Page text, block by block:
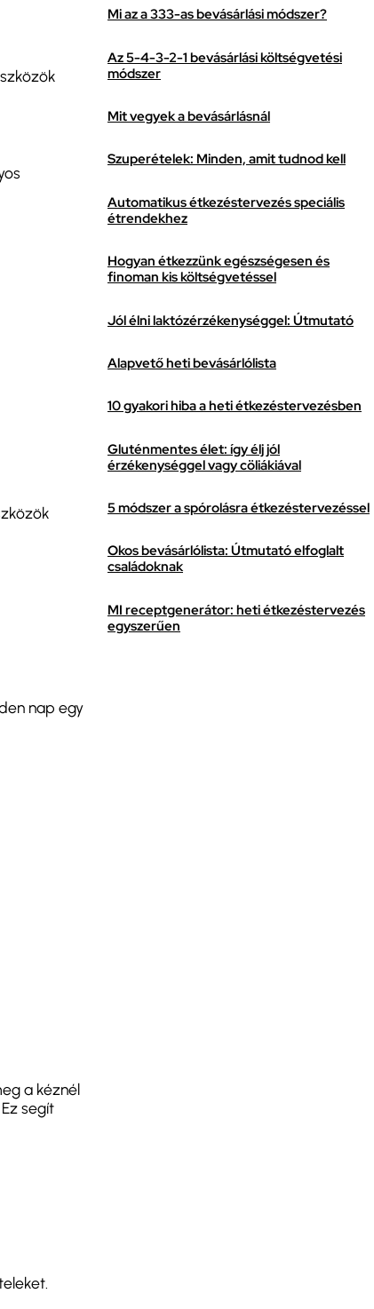
nap egy
a kéznél
segít
Mi az a 333-as bevásárlási módszer?
Az 5-4-3-2-1 bevásárlási költségvetési
módszer
Mit vegyek a bevásárlásnál
Szuperételek: Minden, amit tudnod kell
Automatikus étkezéstervezés speciális
étrendekhez
Hogyan étkezzünk egészségesen és
finoman kis költségvetéssel
Jól élni laktózérzékenységgel: Útmutató
Alapvető heti bevásárlólista
10 gyakori hiba a heti étkezéstervezésben
Gluténmentes élet: így élj jól
érzékenységgel vagy cöliákiával
5 módszer a spórolásra étkezéstervezéssel
Okos bevásárlólista: Útmutató elfoglalt
családoknak
MI receptgenerátor: heti étkezéstervezés
egyszerűen